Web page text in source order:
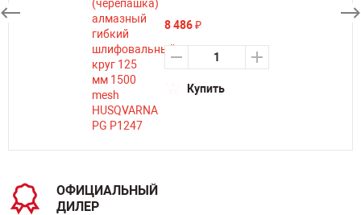
8 486₽
Купить
ОФИЦИАЛЬНЫЙ
ДИЛЕР